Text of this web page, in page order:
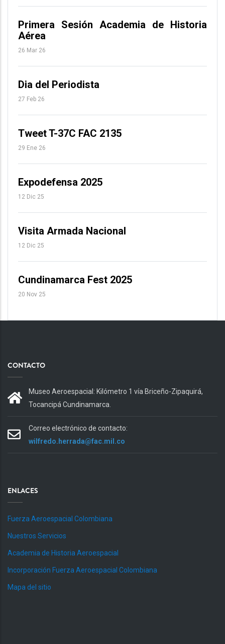
Primera Sesión Academia de Historia
Aérea
26 Mar 26
Dia del Periodista
27 Feb 26
Tweet T-37C FAC 2135
29 Ene 26
Expodefensa 2025
12 Dic 25
Visita Armada Nacional
12 Dic 25
Cundinamarca Fest 2025
20 Nov 25
CONTACTO
Museo Aeroespacial: Kilómetro 1 vía Briceño-Zipaquirá,
Tocancipá Cundinamarca.
Correo electrónico de contacto:
wilfredo.herrada@fac.mil.co
ENLACES
Fuerza Aeroespacial Colombiana
Nuestros Servicios
Academia de Historia Aeroespacial
Incorporación Fuerza Aeroespacial Colombiana
Mapa del sitio